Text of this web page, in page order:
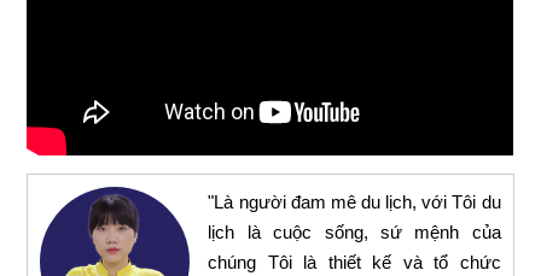
"Là người đam mê du lịch, với Tôi du
lịch là cuộc sống, sứ mệnh của
chúng Tôi là thiết kế và tổ chức